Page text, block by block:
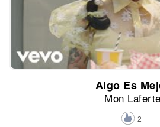
Algo Es
Mon Laferte
2